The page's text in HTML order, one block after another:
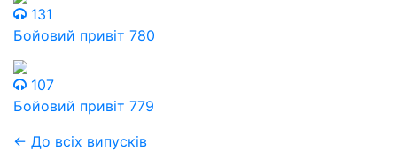
131
Бойовий привіт 780
107
Бойовий привіт 779
← До всіх випусків